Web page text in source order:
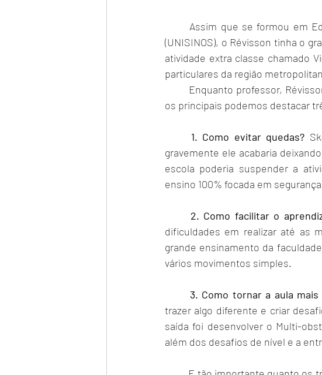
(UNISINOS), o Révisson tinha o
atividade extra classe chamado
particulares da região
os principais podemos destacar
1. Como evitar quedas?
gravemente ele acabaria
escola poderia suspender a
ensino 100% focada em
2. Como facilitar o
dificuldades em realizar até as
grande ensinamento da
vários movimentos simples.
3. Como tornar a aula
trazer algo diferente e criar
saída foi desenvolver o Multi-
além dos desafios de nível e a